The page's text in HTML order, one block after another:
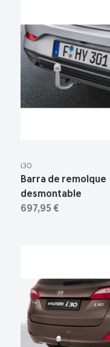
i30
Barra de remolque
desmontable
697,95 €